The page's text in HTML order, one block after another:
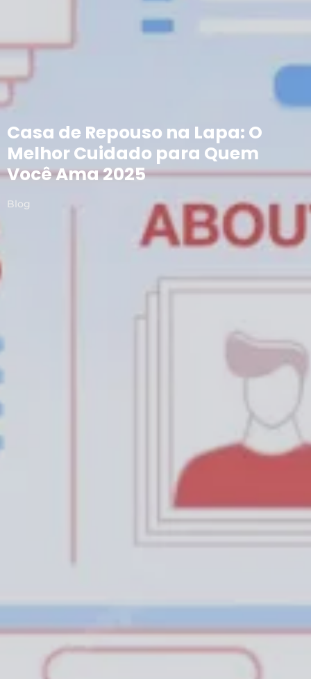
Casa de Repouso na Lapa: O
Melhor Cuidado para Quem
Você Ama 2025
Blog